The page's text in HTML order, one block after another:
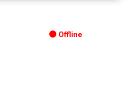
Offline